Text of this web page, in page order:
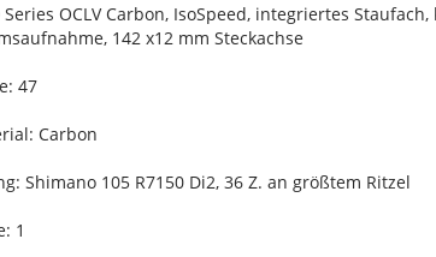
Series OCLV Carbon, IsoSpeed, integriertes
142 x12 mm Steckachse
47
Carbon
Shimano 105 R7150 Di2, 36 Z. an größtem Ritzel
1